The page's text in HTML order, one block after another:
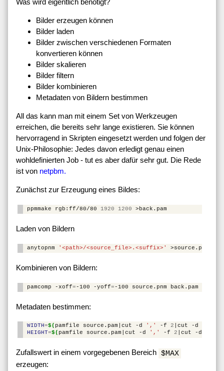
Was wird eigentlich benötigt?
Bilder erzeugen können
Bilder laden
Bilder zwischen verschiedenen Formaten
konvertieren können
Bilder skalieren
Bilder filtern
Bilder kombinieren
Metadaten von Bildern bestimmen
All das kann man mit einem Set von Werkzeugen
erreichen, die bereits sehr lange existieren. Sie können
hervorragend in Skripten eingesetzt werden und folgen der
Unix-Philosophie: Jedes davon erledigt genau einen
wohldefinierten Job - tut es aber dafür sehr gut. Die Rede
ist von netpbm.
Zunächst zur Erzeugung eines Bildes:
ppmmake rgb:ff/80/80 1920 1200
Laden von Bildern
anytopnm '<path>/<source_file>.<suffix>'
Kombinieren von Bildern:
pamcomp -xoff=-100 -yoff=-100 source.pnm back.pam
Metadaten bestimmen:
WIDTH=$( pamfile source.pam cut -d ',' -f 2 cut -d
HEIGHT=$( pamfile source.pam cut -d ',' -f 2 cut -d
Zufallswert in einem vorgegebenen Bereich $MAX
erzeugen: